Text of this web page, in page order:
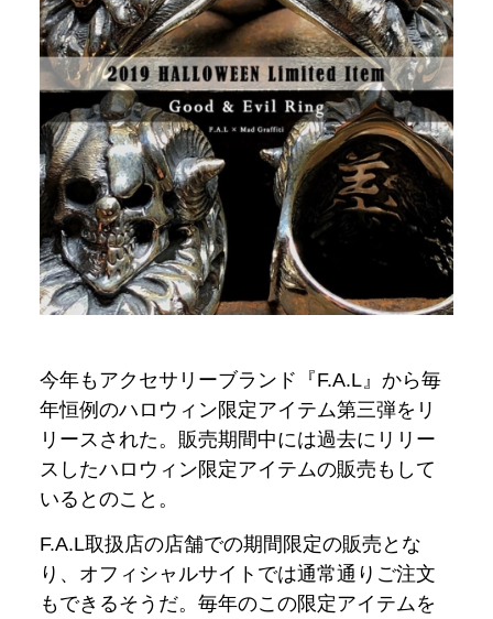
今年もアクセサリーブランド『F.A.L』から毎
年恒例のハロウィン限定アイテム第三弾をリ
リースされた。販売期間中には過去にリリー
スしたハロウィン限定アイテムの販売もして
いるとのこと。
F.A.L取扱店の店舗での期間限定の販売とな
り、オフィシャルサイトでは通常通りご注文
もできるそうだ。毎年のこの限定アイテムを